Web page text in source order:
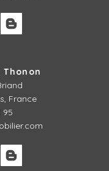
Thonon
France
95